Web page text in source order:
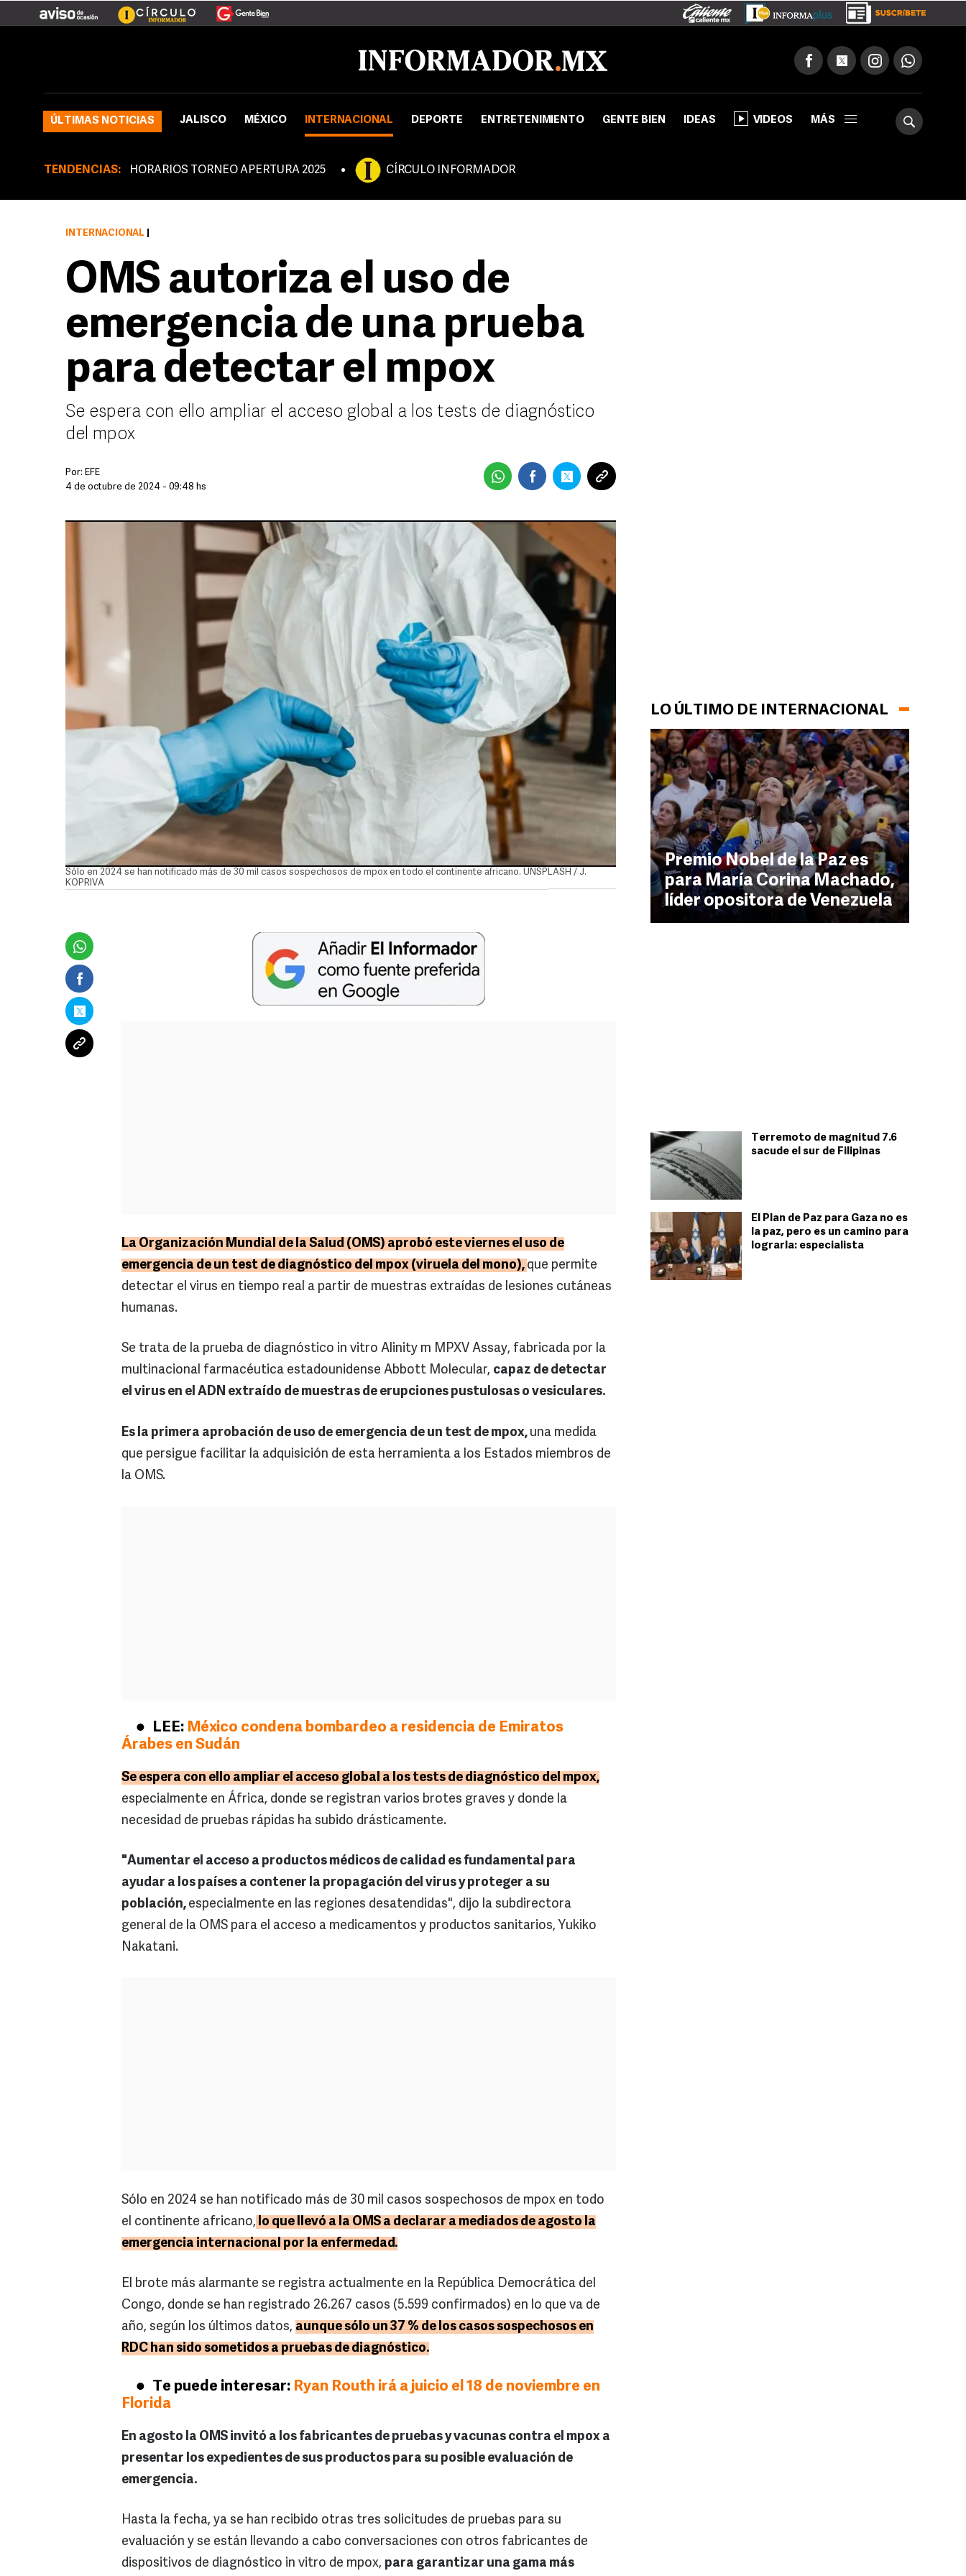
ÚLTIMAS NOTICIAS JALISCO MÉXICO INTERNACIONAL DEPORTE ENTRETENIMIENTO GENTE BIEN IDEAS VIDEOS MÁS
TENDENCIAS: HORARIOS TORNEO APERTURA 2025 CÍRCULO INFORMADOR
LO ÚLTIMO DE INTERNACIONAL
Premio Nobel de la Paz es
para María Corina Machado,
líder opositora de Venezuela
Terremoto de magnitud 7.6
sacude el sur de Filipinas
El Plan de Paz para Gaza no es
la paz, pero es un camino para
lograrla: especialista
INTERNACIONAL
OMS autoriza el uso de
emergencia de una prueba
para detectar el mpox
Se espera con ello ampliar el acceso global a los tests de diagnóstico
del mpox
Por: EFE
4 de octubre de 2024 - 09:48 hs
Sólo en 2024 se han notificado más de 30 mil casos sospechosos de mpox en todo el continente africano. UNSPLASH / J.
KOPRIVA
La Organización Mundial de la Salud (OMS) aprobó este viernes el uso de
emergencia de un test de diagnóstico del mpox (viruela del mono), que permite
detectar el virus en tiempo real a partir de muestras extraídas de lesiones cutáneas
humanas.
Se trata de la prueba de diagnóstico in vitro Alinity m MPXV Assay, fabricada por la
multinacional farmacéutica estadounidense Abbott Molecular, capaz de detectar
el virus en el ADN extraído de muestras de erupciones pustulosas o vesiculares.
Es la primera aprobación de uso de emergencia de un test de mpox, una medida
que persigue facilitar la adquisición de esta herramienta a los Estados miembros de
la OMS.
LEE: México condena bombardeo a residencia de Emiratos
Árabes en Sudán
Se espera con ello ampliar el acceso global a los tests de diagnóstico del mpox,
especialmente en África, donde se registran varios brotes graves y donde la
necesidad de pruebas rápidas ha subido drásticamente.
"Aumentar el acceso a productos médicos de calidad es fundamental para
ayudar a los países a contener la propagación del virus y proteger a su
población, especialmente en las regiones desatendidas", dijo la subdirectora
general de la OMS para el acceso a medicamentos y productos sanitarios, Yukiko
Nakatani.
Sólo en 2024 se han notificado más de 30 mil casos sospechosos de mpox en todo
el continente africano, lo que llevó a la OMS a declarar a mediados de agosto la
emergencia internacional por la enfermedad.
El brote más alarmante se registra actualmente en la República Democrática del
Congo, donde se han registrado 26.267 casos (5.599 confirmados) en lo que va de
año, según los últimos datos, aunque sólo un 37 % de los casos sospechosos en
RDC han sido sometidos a pruebas de diagnóstico.
Te puede interesar: Ryan Routh irá a juicio el 18 de noviembre en
Florida
En agosto la OMS invitó a los fabricantes de pruebas y vacunas contra el mpox a
presentar los expedientes de sus productos para su posible evaluación de
emergencia.
Hasta la fecha, ya se han recibido otras tres solicitudes de pruebas para su
evaluación y se están llevando a cabo conversaciones con otros fabricantes de
dispositivos de diagnóstico in vitro de mpox, para garantizar una gama más